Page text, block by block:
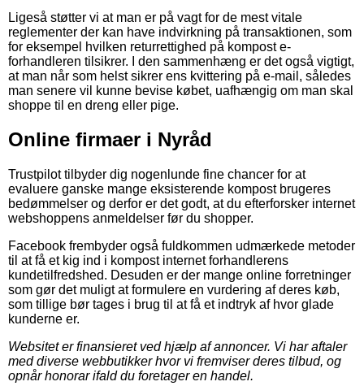
Ligeså støtter vi at man er på vagt for de mest vitale
reglementer der kan have indvirkning på transaktionen, som
for eksempel hvilken returrettighed på kompost e-
forhandleren tilsikrer. I den sammenhæng er det også vigtigt,
at man når som helst sikrer ens kvittering på e-mail, således
man senere vil kunne bevise købet, uafhængig om man skal
shoppe til en dreng eller pige.
Online firmaer i Nyråd
Trustpilot tilbyder dig nogenlunde fine chancer for at
evaluere ganske mange eksisterende kompost brugeres
bedømmelser og derfor er det godt, at du efterforsker internet
webshoppens anmeldelser før du shopper.
Facebook frembyder også fuldkommen udmærkede metoder
til at få et kig ind i kompost internet forhandlerens
kundetilfredshed. Desuden er der mange online forretninger
som gør det muligt at formulere en vurdering af deres køb,
som tillige bør tages i brug til at få et indtryk af hvor glade
kunderne er.
Websitet er finansieret ved hjælp af annoncer. Vi har aftaler
med diverse webbutikker hvor vi fremviser deres tilbud, og
opnår honorar ifald du foretager en handel.